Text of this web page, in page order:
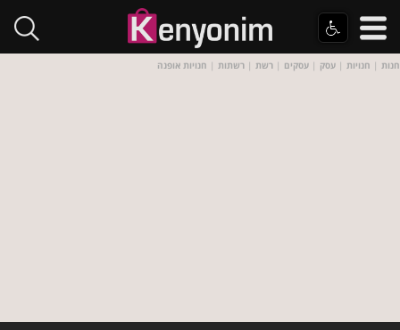
חנות | חנויות | עסק | עסקים | רשת | רשתות | חנויות אופנה